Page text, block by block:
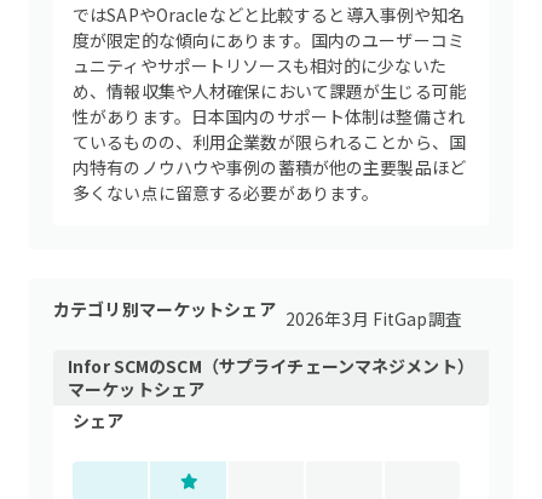
ではSAPやOracleなどと比較すると導入事例や知名
度が限定的な傾向にあります。国内のユーザーコミ
ュニティやサポートリソースも相対的に少ないた
め、情報収集や人材確保において課題が生じる可能
性があります。日本国内のサポート体制は整備され
ているものの、利用企業数が限られることから、国
内特有のノウハウや事例の蓄積が他の主要製品ほど
多くない点に留意する必要があります。
カテゴリ別マーケットシェア 2026年3月 FitGap調査
Infor SCMのSCM（サプライチェーンマネジメント）
マーケットシェア
シェア